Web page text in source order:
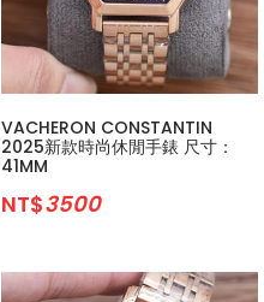
VACHERON CONSTANTIN
2025新款時尚休閒手錶 尺寸：
41MM
NT$3500